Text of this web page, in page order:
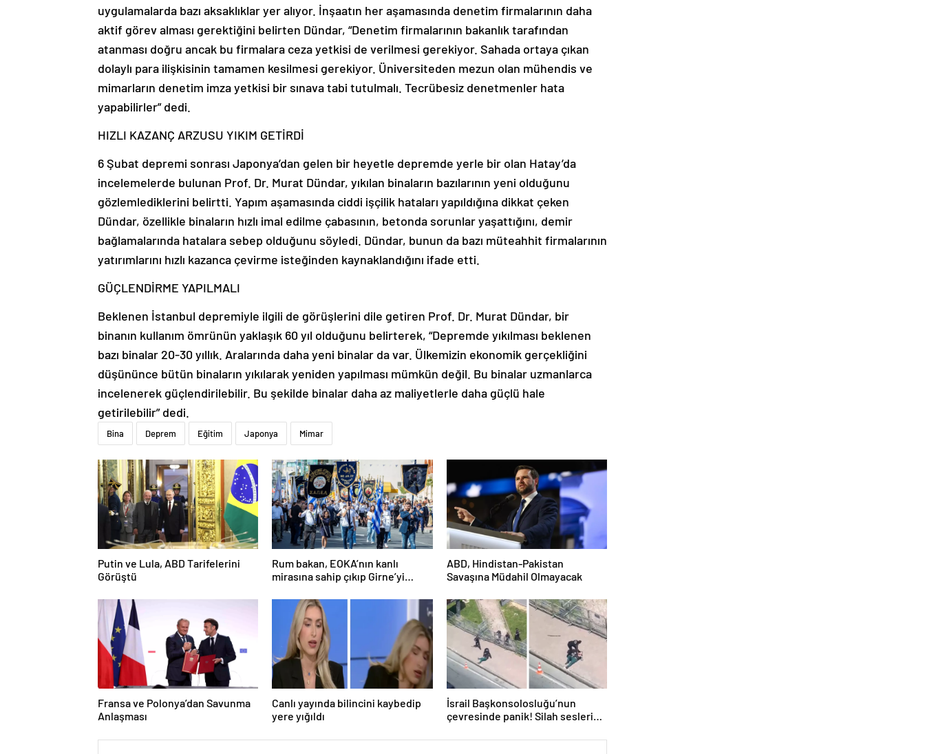
uygulamalarda bazı aksaklıklar yer alıyor. İnşaatın her aşamasında denetim firmalarının daha
aktif görev alması gerektiğini belirten Dündar, “Denetim firmalarının bakanlık tarafından
atanması doğru ancak bu firmalara ceza yetkisi de verilmesi gerekiyor. Sahada ortaya çıkan
dolaylı para ilişkisinin tamamen kesilmesi gerekiyor. Üniversiteden mezun olan mühendis ve
mimarların denetim imza yetkisi bir sınava tabi tutulmalı. Tecrübesiz denetmenler hata
yapabilirler” dedi.
HIZLI KAZANÇ ARZUSU YIKIM GETİRDİ
6 Şubat depremi sonrası Japonya’dan gelen bir heyetle depremde yerle bir olan Hatay’da
incelemelerde bulunan Prof. Dr. Murat Dündar, yıkılan binaların bazılarının yeni olduğunu
gözlemlediklerini belirtti. Yapım aşamasında ciddi işçilik hataları yapıldığına dikkat çeken
Dündar, özellikle binaların hızlı imal edilme çabasının, betonda sorunlar yaşattığını, demir
bağlamalarında hatalara sebep olduğunu söyledi. Dündar, bunun da bazı müteahhit firmalarının
yatırımlarını hızlı kazanca çevirme isteğinden kaynaklandığını ifade etti.
GÜÇLENDİRME YAPILMALI
Beklenen İstanbul depremiyle ilgili de görüşlerini dile getiren Prof. Dr. Murat Dündar, bir
binanın kullanım ömrünün yaklaşık 60 yıl olduğunu belirterek, “Depremde yıkılması beklenen
bazı binalar 20-30 yıllık. Aralarında daha yeni binalar da var. Ülkemizin ekonomik gerçekliğini
düşününce bütün binaların yıkılarak yeniden yapılması mümkün değil. Bu binalar uzmanlarca
incelenerek güçlendirilebilir. Bu şekilde binalar daha az maliyetlerle daha güçlü hale
getirilebilir” dedi.
Bina Deprem Eğitim Japonya Mimar
Putin ve Lula, ABD Tarifelerini
Görüştü
Rum bakan, EOKA’nın kanlı
mirasına sahip çıkıp Girne’yi
ABD, Hindistan-Pakistan
Savaşına Müdahil Olmayacak
Fransa ve Polonya’dan Savunma
Anlaşması
Canlı yayında bilincini kaybedip
yere yığıldı
İsrail Başkonsolosluğu’nun
çevresinde panik! Silah sesleri